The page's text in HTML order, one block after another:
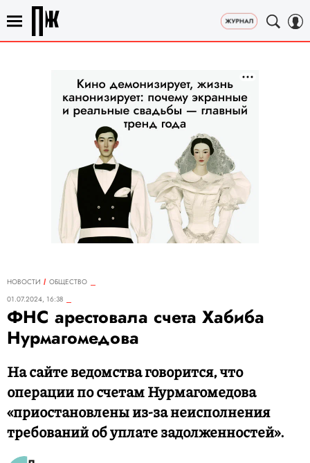
НОВОСТИ
ОБЩЕСТВО
01.07.2024, 16:38
ФНС арестовала счета Хабиба
Нурмагомедова
На сайте ведомства говорится, что
операции по счетам Нурмагомедова
«приостановлены из-за неисполнения
требований об уплате задолженностей».